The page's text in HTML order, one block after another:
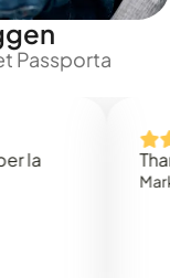
Passporta
Thank
Mark N.